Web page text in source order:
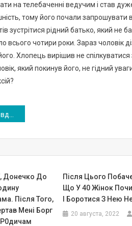
на телебаченні ведучим і став
тому його почали запрошувати
зустрітися рідний батько, який
всього чотири роки. Зараз
Хлопець вирішив не
який покинув його, не гідний
Донечко До
Після Того,
Мені Борг
Р0дичам
Після Цього
Що У 40 Жінок
І Боротися З Нею
20 августа, 2022